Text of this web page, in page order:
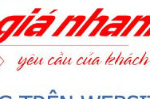
công Cơ Khí như Nhiệt luyện